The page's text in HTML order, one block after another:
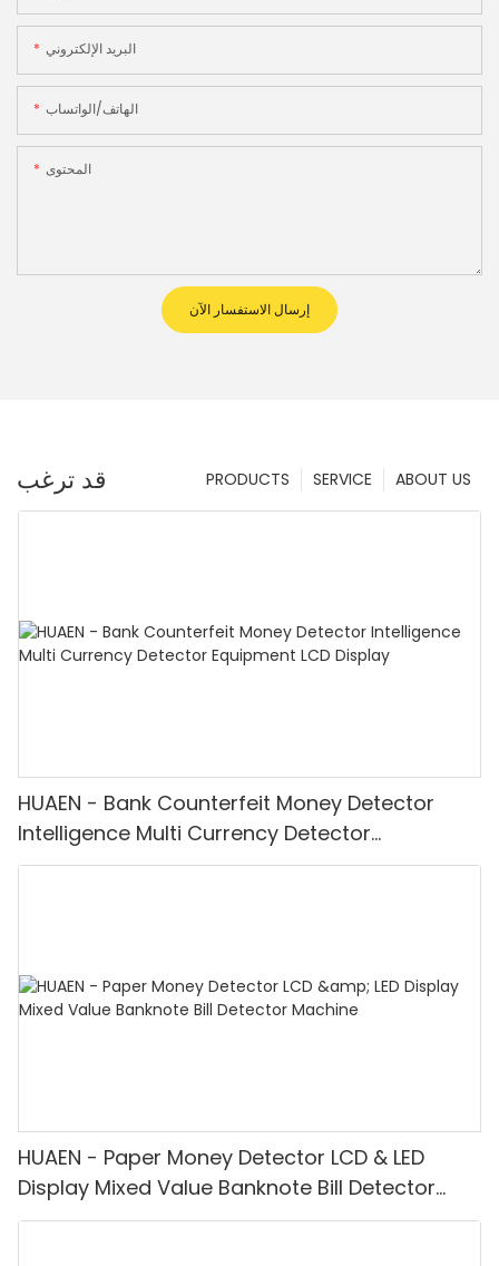
البريد الإلكتروني
الهاتف/الواتساب
المحتوى
إرسال الاستفسار الآن
قد ترغب ABOUT US
SERVICE
PRODUCTS
HUAEN - Bank Counterfeit Money Detector
Intelligence Multi Currency Detector
Equipment LCD Display
HUAEN - Paper Money Detector LCD & LED
Display Mixed Value Banknote Bill Detector
Machine